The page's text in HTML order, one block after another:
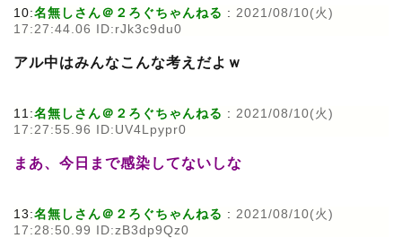
10:名無しさん＠２ろぐちゃんねる : 2021/08/10(火)
17:27:44.06 ID:rJk3c9du0
アル中はみんなこんな考えだよｗ
11:名無しさん＠２ろぐちゃんねる : 2021/08/10(火)
17:27:55.96 ID:UV4Lpypr0
まあ、今日まで感染してないしな
13:名無しさん＠２ろぐちゃんねる : 2021/08/10(火)
17:28:50.99 ID:zB3dp9Qz0